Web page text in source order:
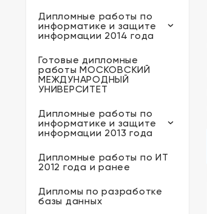
Дипломные работы по
информатике и защите
информации 2014 года
Готовые дипломные
работы МОСКОВСКИЙ
МЕЖДУНАРОДНЫЙ
УНИВЕРСИТЕТ
Дипломные работы по
информатике и защите
информации 2013 года
Дипломные работы по ИТ
2012 года и ранее
Дипломы по разработке
базы данных